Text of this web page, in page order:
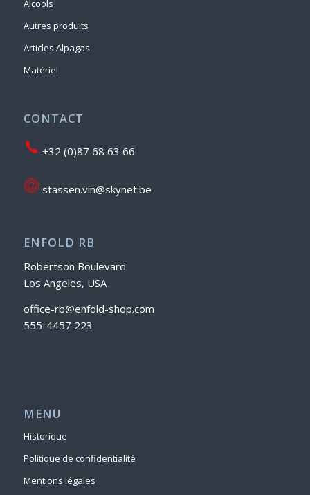
Alcools
Autres produits
Articles Alpagas
Matériel
CONTACT
+32 (0)87 68 63 66
stassen.vin@skynet.be
ENFOLD RB
Robertson Boulevard
Los Angeles, USA
office-rb@enfold-shop.com
555-4457 223
MENU
Historique
Politique de confidentialité
Mentions légales